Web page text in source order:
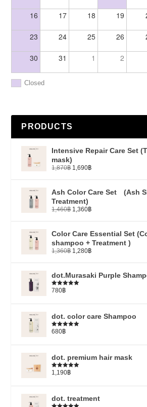
16 17 18 19
23 24 25 26
30 31 1 2
Closed
PRODUCTS
Intensive Repair Care Set
mask)
1,870฿ 1,690฿
Ash Color Care Set (Ash
Treatment)
1,460฿ 1,360฿
Color Care Essential Set
shampoo + Treatment )
1,360฿ 1,280฿
dot.Murasaki Purple
ให้คะแนน
1-5 คะแนน
780฿
dot. color care Shampoo
ให้คะแนน
1-5 คะแนน
680฿
dot. premium hair mask
ให้คะแนน
1-5 คะแนน
1,190฿
dot. treatment